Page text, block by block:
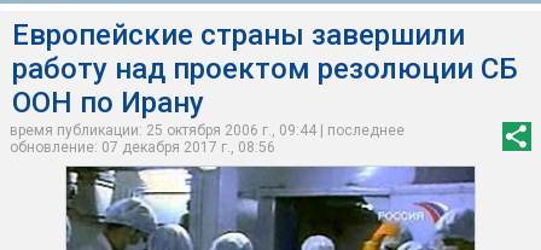
Европейские страны завершили
работу над проектом резолюции СБ
ООН по Ирану
время публикации: 25 октября 2006 г., 09:44 | последнее
обновление: 07 декабря 2017 г., 08:56